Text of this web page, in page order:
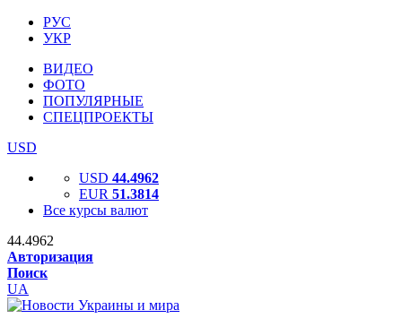
РУС
УКР
ВИДЕО
ФОТО
ПОПУЛЯРНЫЕ
СПЕЦПРОЕКТЫ
USD
USD 44.4962
EUR 51.3814
Все курсы валют
44.4962
Авторизация
Поиск
UA